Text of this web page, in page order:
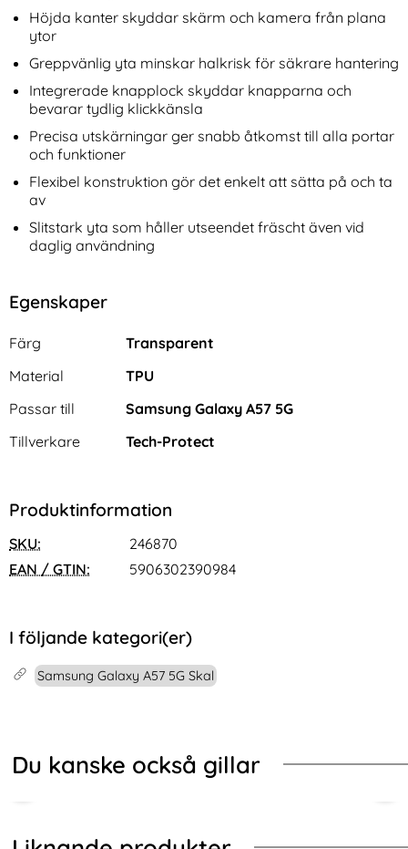
Höjda kanter skyddar skärm och kamera från plana
ytor
Greppvänlig yta minskar halkrisk för säkrare hantering
Integrerade knapplock skyddar knapparna och
bevarar tydlig klickkänsla
Precisa utskärningar ger snabb åtkomst till alla portar
och funktioner
Flexibel konstruktion gör det enkelt att sätta på och ta
av
Slitstark yta som håller utseendet fräscht även vid
daglig användning
Egenskaper
Egenskaper/attribut för denna produkt
Attribut
Färg
Transparent
Material
TPU
Passar till
Samsung Galaxy A57 5G
Tillverkare
Tech-Protect
Produktinformation
SKU:
246870
EAN / GTIN:
5906302390984
I följande kategori(er)
Samsung Galaxy A57 5G Skal
Du kanske också gillar